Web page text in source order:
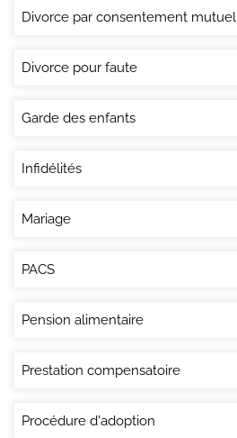
Divorce par consentement mutuel
Divorce pour faute
Garde des enfants
Infidélités
Mariage
PACS
Pension alimentaire
Prestation compensatoire
Procédure d'adoption